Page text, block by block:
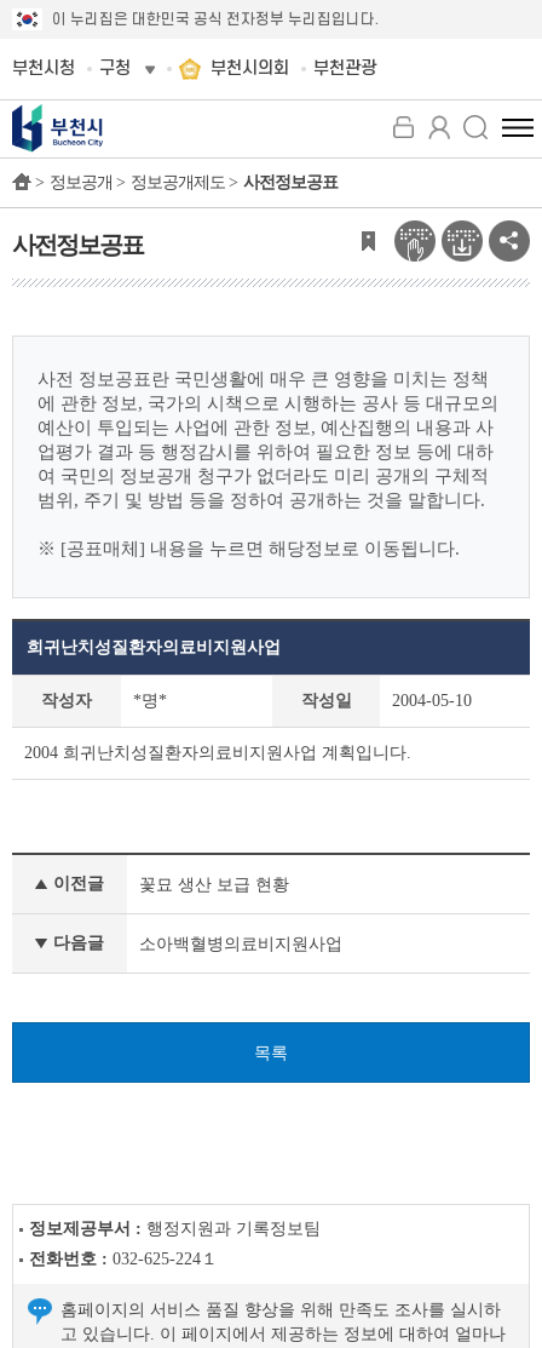
이 누리집은 대한민국 공식 전자정부 누리집입니다.
부천시청 구청 부천시의회 부천관광
전
체
뉴
보
기
> 정보공개 > 정보공개제도 > 사전정보공표
사전정보공표
사전 정보공표란 국민생활에 매우 큰 영향을 미치는 정책
에 관한 정보, 국가의 시책으로 시행하는 공사 등 대규모의
예산이 투입되는 사업에 관한 정보, 예산집행의 내용과 사
업평가 결과 등 행정감시를 위하여 필요한 정보 등에 대하
여 국민의 정보공개 청구가 없더라도 미리
공개의 구체적
범위, 주기 및 방법 등을 정하여 공개하는 것을 말합니다.
※ [공표매체] 내용을 누르면 해당정보로 이동됩니다.
보
공
세
블
희귀난치성질환자의료비지원사업
작성자 *명* 작성일 2004-05-10
2004 희귀난치성질환자의료비지원사업 계획입니다.
정
다
이전글 꽃묘 생산 보급 현황
다음글 소아백혈병의료비지원사업
목록
정보제공부서 : 행정지원과 기록정보팀
전화번호 : 032-625-224１
홈페이지의 서비스 품질 향상을 위해 만족도 조사를 실시하
고 있습니다. 이 페이지에서 제공하는 정보에 대하여 얼마나